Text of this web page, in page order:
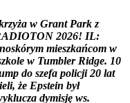
rzyża w Grant Park z
ADIOTON 2026! IL:
noskórym mieszkańcom w
zkole w Tumbler Ridge. 10
mp do szefa policji 20 lat
ieli, że Epstein był
yklucza dymisję ws.